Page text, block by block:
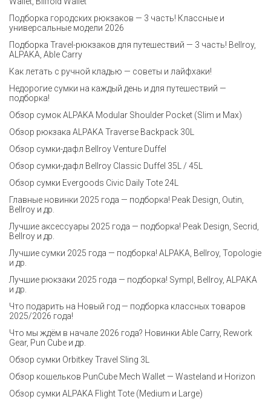
Подборка городских рюкзаков — 3 часть! Классные и
универсальные модели 2026
Подборка Travel-рюкзаков для путешествий — 3 часть! Bellroy,
ALPAKA, Able Carry
Как летать с ручной кладью — советы и лайфхаки!
Недорогие сумки на каждый день и для путешествий —
подборка!
Обзор сумок ALPAKA Modular Shoulder Pocket (Slim и Max)
Обзор рюкзака ALPAKA Traverse Backpack 30L
Обзор сумки-дафл Bellroy Venture Duffel
Обзор сумки-дафл Bellroy Classic Duffel 35L / 45L
Обзор сумки Evergoods Civic Daily Tote 24L
Главные новинки 2025 года — подборка! Peak Design, Outin,
Bellroy и др.
Лучшие аксессуары 2025 года — подборка! Peak Design, Secrid,
Bellroy и др.
Лучшие сумки 2025 года — подборка! ALPAKA, Bellroy, Topologie
и др.
Лучшие рюкзаки 2025 года — подборка! Sympl, Bellroy, ALPAKA
и др.
Что подарить на Новый год — подборка классных товаров
2025/2026 года!
Что мы ждём в начале 2026 года? Новинки Able Carry, Rework
Gear, Pun Cube и др.
Обзор сумки Orbitkey Travel Sling 3L
Обзор кошельков PunCube Mech Wallet — Wasteland и Horizon
Обзор сумки ALPAKA Flight Tote (Medium и Large)